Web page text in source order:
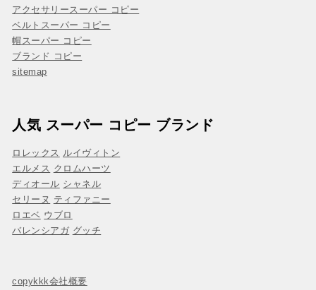
アクセサリースーパー コピー
ベルトスーパー コピー
帽スーパー コピー
ブランド コピー
sitemap
人気 スーパー コピー ブランド
ロレックス ルイヴィトン
エルメス クロムハーツ
ディオール シャネル
セリーヌ ティファニー
ロエベ ウブロ
バレンシアガ グッチ
copykkk会社概要